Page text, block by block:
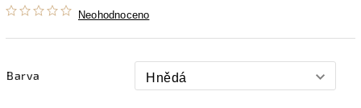
Neohodnoceno
Barva